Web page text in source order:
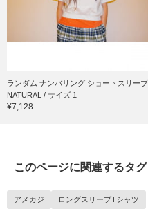
ランダム ナンバリング ショートスリーブ
NATURAL / サイズ 1
¥7,128
このページに関連するタグ
アメカジ ロングスリーブTシャツ